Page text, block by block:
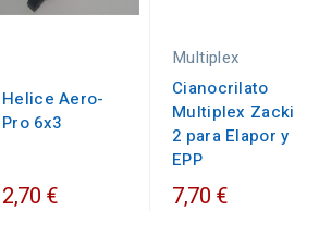
Helice Aero-
Pro 6x3
2,70 €
Multiplex
Cianocrilato
Multiplex Zacki
2 para Elapor y
EPP
7,70 €